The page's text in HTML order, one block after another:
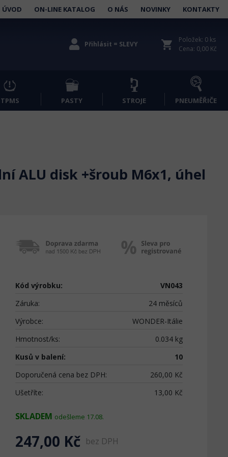
ÚVOD ON-LINE KATALOG O NÁS NOVINKY KONTAKTY
Přihlásit = SLEVY shopping_cart
Položek: 0 ks
Cena: 0,00 Kč
TPMS PASTY STROJE PNEUMĚŘIČE
ALU disk +šroub M6x1, úhel
Kód výrobku:
VN043
Záruka:
24 měsíců
Výrobce:
WONDER-Itálie
Hmotnost/ks:
0.034 kg
Kusů v balení:
10
Doporučená cena bez DPH:
260,00 Kč
Ušetříte:
13,00 Kč
SKLADEM odešleme 17.08.
247,00 Kč bez DPH